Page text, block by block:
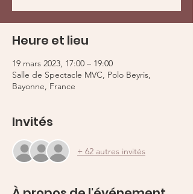
Heure et lieu
19 mars 2023, 17:00 – 19:00
Salle de Spectacle MVC, Polo Beyris,
Bayonne, France
Invités
+ 62 autres invités